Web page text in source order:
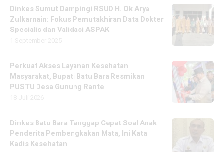
Dinkes Sumut Dampingi RSUD H. Ok Arya
Zulkarnain: Fokus Pemutakhiran Data Dokter
Spesialis dan Validasi ASPAK
Perkuat Akses Layanan Kesehatan
Masyarakat, Bupati Batu Bara Resmikan
PUSTU Desa Gunung Rante
Dinkes Batu Bara Tanggap Cepat Soal Anak
Penderita Pembengkakan Mata, Ini Kata
Kadis Kesehatan